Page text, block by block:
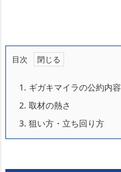
目次
1. ギガキマイラの公約内容
2. 取材の熱さ
3. 狙い方・立ち回り方